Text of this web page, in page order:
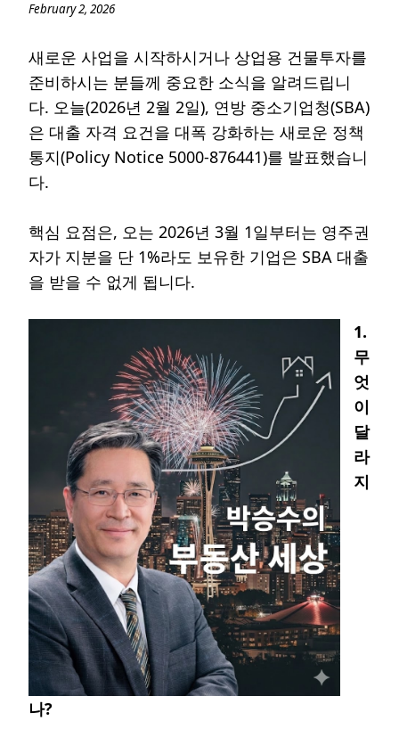
February 2, 2026
새로운 사업을 시작하시거나 상업용 건물투자를
준비하시는 분들께 중요한 소식을 알려드립니
다. 오늘(2026년 2월 2일), 연방 중소기업청(SBA)
은 대출 자격 요건을 대폭 강화하는 새로운 정책
통지(Policy Notice 5000-876441)를 발표했습니
다.
핵심 요점은, 오는 2026년 3월 1일부터는 영주권
자가 지분을 단 1%라도 보유한 기업은 SBA 대출
을 받을 수 없게 됩니다.
1.
무
엇
이
달
라
지
나?